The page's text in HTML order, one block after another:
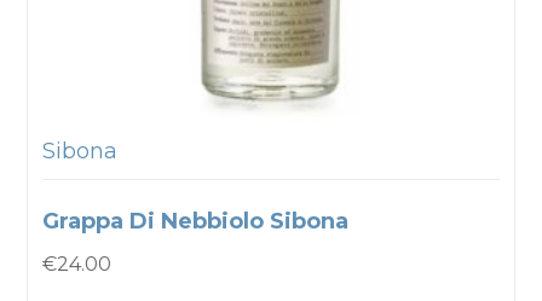
Sibona
Grappa Di Nebbiolo Sibona
€24.00